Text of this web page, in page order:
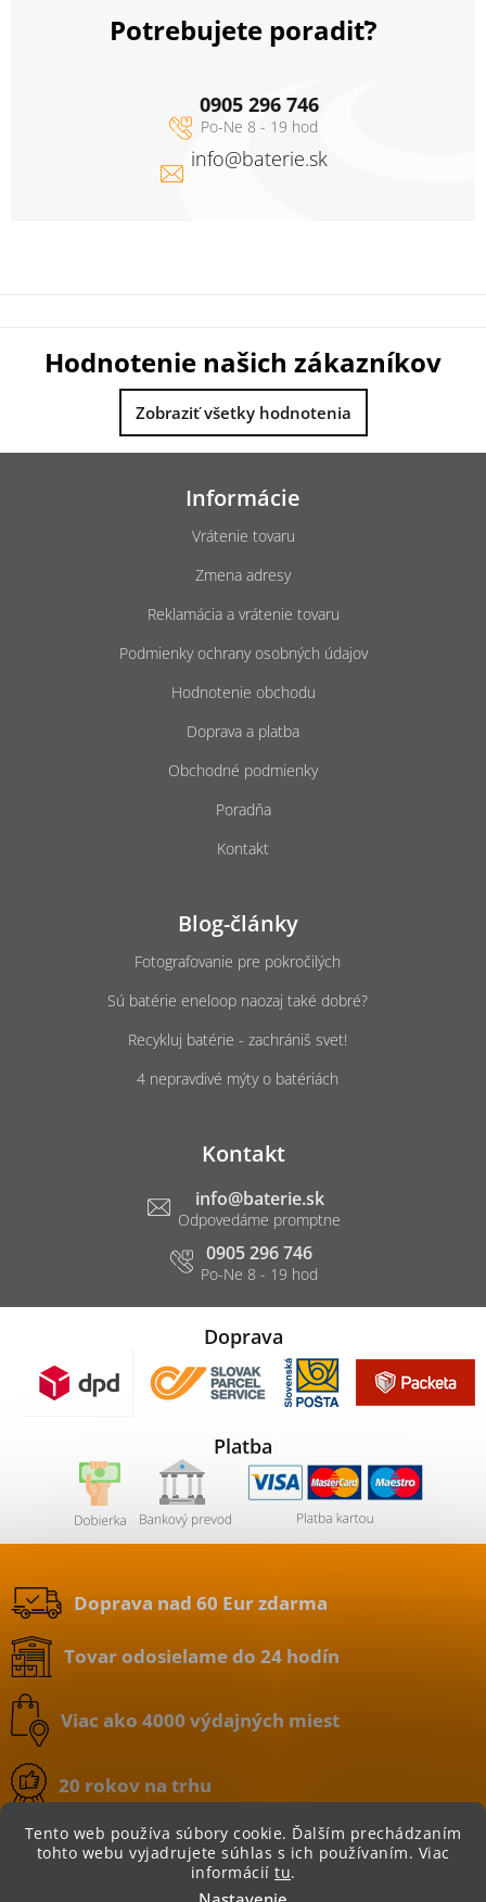
Tento web používa súbory cookie. Ďalším prechádzaním
tohto webu vyjadrujete súhlas s ich používaním. Viac
informácií tu.
Potrebujete poradiť?
info@baterie.sk
0905 296 746
Hodnotenie našich zákazníkov
Zobraziť všetky hodnotenia
Z
Informácie
Vrátenie tovaru
Zmena adresy
Reklamácia a vrátenie tovaru
Podmienky ochrany osobných údajov
Hodnotenie obchodu
Doprava a platba
Obchodné podmienky
Poradňa
Kontakt
Blog-články
Fotografovanie pre pokročilých
Sú batérie eneloop naozaj také dobré?
Recykluj batérie - zachrániš svet!
4 nepravdivé mýty o batériách
Kontakt
info@baterie.sk
0905 296 746
Doprava
Platba
Doprava nad 60 Eur zdarma
Tovar odosielame do 24 hodín
Viac ako 4000 výdajných miest
20 rokov na trhu
BATERIE.sk | internetový obchod